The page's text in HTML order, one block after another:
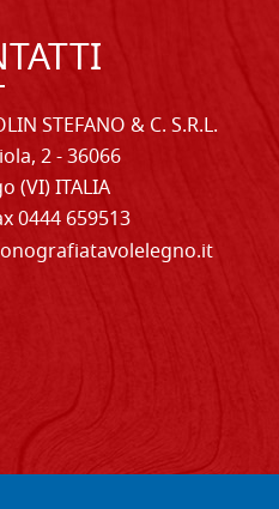
STEFANO & C. S.R.L.
2 - 36066
(VI) ITALIA
0444 659513